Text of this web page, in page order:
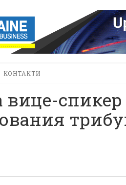
КОНТАКТИ
вице-спикер